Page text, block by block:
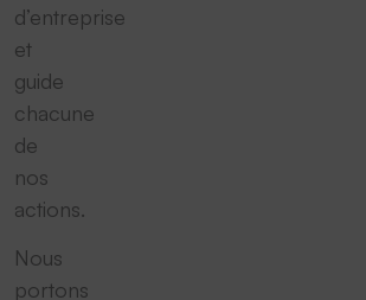
d’entreprise
et
guide
chacune
de
nos
actions.
Nous
portons